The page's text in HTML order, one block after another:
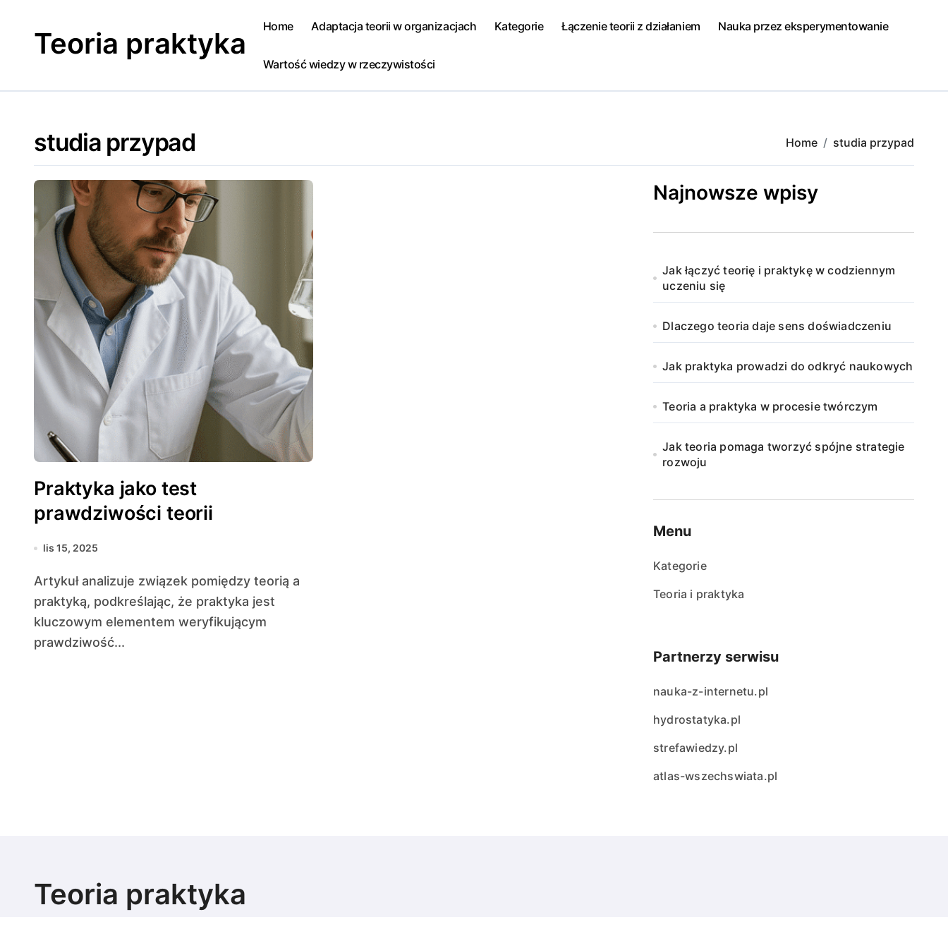
contentTeoria praktyka Home Adaptacja teorii w organizacjach Kategorie Łączenie teorii z działaniem Nauka przez eksperymentowanie
Wartość wiedzy w rzeczywistości
studia przypad Home studia przypad
Praktyka jako test
prawdziwości teorii
lis 15, 2025
Artykuł analizuje związek pomiędzy teorią a
praktyką, podkreślając, że praktyka jest
kluczowym elementem weryfikującym
prawdziwość...
Najnowsze wpisy
Jak łączyć teorię i praktykę w codziennym
uczeniu się
Dlaczego teoria daje sens doświadczeniu
Jak praktyka prowadzi do odkryć naukowych
Teoria a praktyka w procesie twórczym
Jak teoria pomaga tworzyć spójne strategie
rozwoju
Menu
Kategorie
Teoria i praktyka
Partnerzy serwisu
nauka-z-internetu.pl
hydrostatyka.pl
strefawiedzy.pl
atlas-wszechswiata.pl
Teoria praktyka